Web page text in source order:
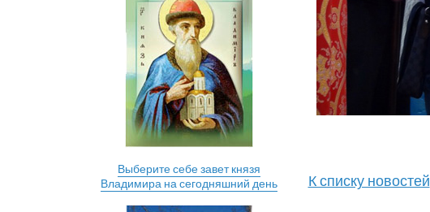
Выберите себе завет князя
Владимира на сегодняшний день
К списку новостей